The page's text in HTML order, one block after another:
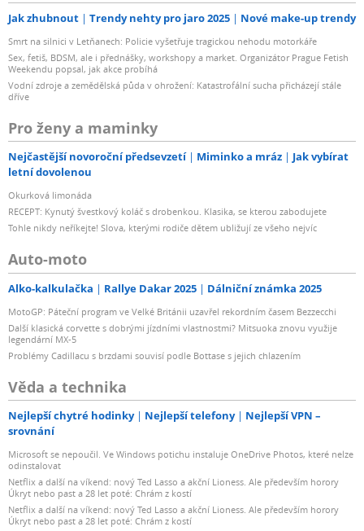
Jak zhubnout Trendy nehty pro jaro 2025 Nové make-up trendy
Smrt na silnici v Letňanech: Policie vyšetřuje tragickou nehodu motorkáře
Sex, fetiš, BDSM, ale i přednášky, workshopy a market. Organizátor Prague Fetish
Weekendu popsal, jak akce probíhá
Vodní zdroje a zemědělská půda v ohrožení: Katastrofální sucha přicházejí stále
dříve
Pro ženy a maminky
Nejčastější novoroční předsevzetí Miminko a mráz
Jak vybírat
letní dovolenou
Okurková limonáda
RECEPT: Kynutý švestkový koláč s drobenkou. Klasika, se kterou zabodujete
Tohle nikdy neříkejte! Slova, kterými rodiče dětem ubližují ze všeho nejvíc
Auto-moto
Alko-kalkulačka Rallye Dakar 2025 Dálniční známka 2025
MotoGP: Páteční program ve Velké Británii uzavřel rekordním časem Bezzecchi
Další klasická corvette s dobrými jízdními vlastnostmi? Mitsuoka znovu využije
legendární MX-5
Problémy Cadillacu s brzdami souvisí podle Bottase s jejich chlazením
Věda a technika
Nejlepší chytré hodinky Nejlepší telefony
Nejlepší VPN –
srovnání
Microsoft se nepoučil. Ve Windows potichu instaluje OneDrive Photos, které nelze
odinstalovat
Netflix a další na víkend: nový Ted Lasso a akční Lioness. Ale především horory
Úkryt nebo past a 28 let poté: Chrám z kostí
Netflix a další na víkend: nový Ted Lasso a akční Lioness. Ale především horory
Úkryt nebo past a 28 let poté: Chrám z kostí